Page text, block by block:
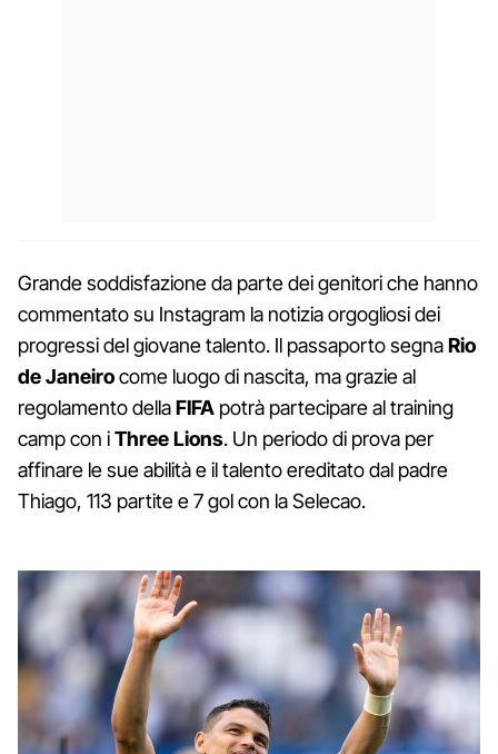
Grande soddisfazione da parte dei genitori che hanno
commentato su Instagram la notizia orgogliosi dei
progressi del giovane talento. Il passaporto segnaRio
de Janeirocome luogo di nascita, ma grazie al
regolamento dellaFIFA potrà partecipare al training
camp con iThree Lions. Un periodo di prova per
affinare le sue abilità e il talento ereditato dal padre
Thiago, 113 partite e 7 gol con la Selecao.